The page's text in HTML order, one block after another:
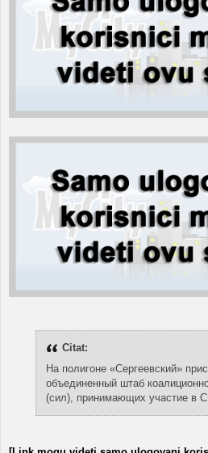
Citat:
На полигоне «Сергеевский»
объединенный штаб
(сил), принимающих участие в